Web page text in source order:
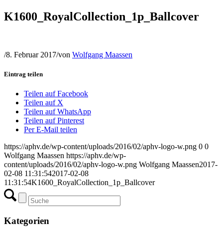
K1600_RoyalCollection_1p_Ballcover
/8. Februar 2017/von Wolfgang Maassen
Eintrag teilen
Teilen auf Facebook
Teilen auf X
Teilen auf WhatsApp
Teilen auf Pinterest
Per E-Mail teilen
https://aphv.de/wp-content/uploads/2016/02/aphv-logo-w.png 0 0
Wolfgang Maassen https://aphv.de/wp-
content/uploads/2016/02/aphv-logo-w.png Wolfgang Maassen2017-
02-08 11:31:542017-02-08
11:31:54K1600_RoyalCollection_1p_Ballcover
Kategorien